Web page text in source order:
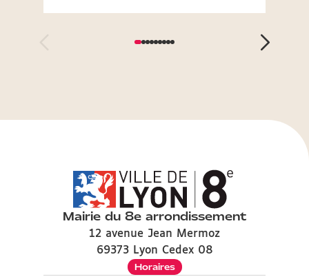
Mairie du 8e arrondissement
12 avenue Jean Mermoz
69373 Lyon Cedex 08
Horaires